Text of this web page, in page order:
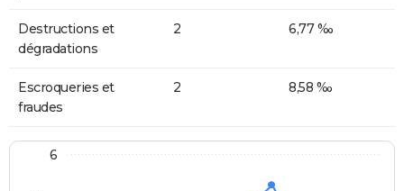
Destructions et
dégradations
2 6,77 ‰
Escroqueries et
fraudes
2 8,58 ‰
6